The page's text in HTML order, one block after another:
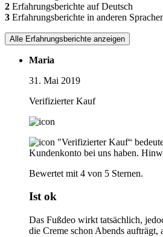
2 Erfahrungsberichte auf Deutsch
3 Erfahrungsberichte in anderen
Alle Erfahrungsberichte anzeigen
Maria
31. Mai 2019
Verifizierter Kauf
"Verifizierter Kauf“
Kundenkonto bei uns haben.
Bewertet mit 4 von 5 Sternen.
Ist ok
Das Fußdeo wirkt tatsächlich,
die Creme schon Abends aufträgt,